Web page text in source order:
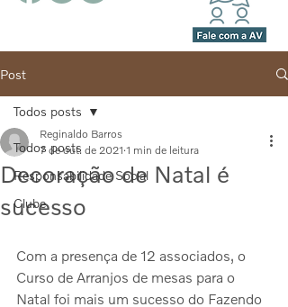
Post
Todos posts
Responsabilidade Social
Clube
Todos posts
Decoração de Natal é
sucesso
Reginaldo Barros
7 de out. de 2021 1 min de leitura
Com a presença de 12 associados, o
Curso de Arranjos de mesas para o
Natal foi mais um sucesso do Fazendo